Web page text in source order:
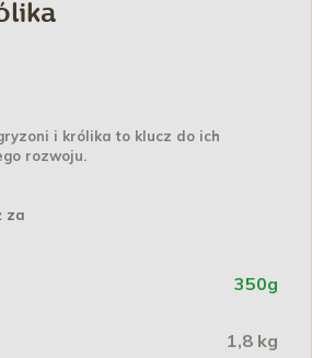
i królika to klucz do ich
rozwoju.
za
350g
1,8 kg